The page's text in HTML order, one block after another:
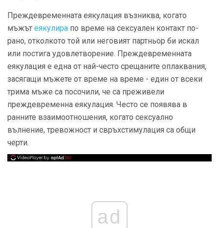
Преждевременната еякулация възниква, когато
мъжът еякулира по време на сексуален контакт по-
рано, отколкото той или неговият партньор би искал
или постига удовлетворение. Преждевременната
еякулация е една от най-често срещаните оплаквания,
засягащи мъжете от време на време - един от всеки
трима мъже са посочили, че са преживели
преждевременна еякулация. Често се появява в
ранните взаимоотношения, когато сексуално
вълнение, тревожност и свръхстимулация са общи
черти.
ad